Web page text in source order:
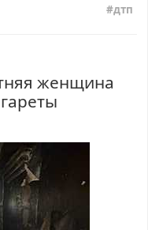
дтп
женщина